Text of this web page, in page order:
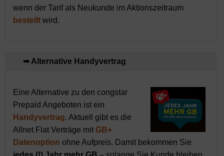
wenn der Tarif als Neukunde im Aktionszeitraum
bestellt wird.
➥ Alternative Handyvertrag
Eine Alternative zu den congstar
Prepaid Angeboten ist ein
Handyvertrag. Aktuell gibt es die
Allnet Flat Verträge mit GB+
Datenoption ohne Aufpreis. Damit bekommen Sie